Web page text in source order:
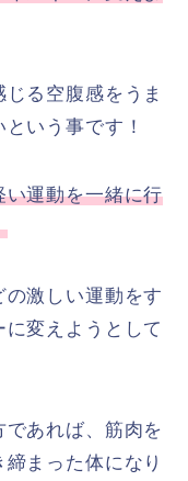
る空腹感をうま
いう事です！
い運動を一緒に行
激しい運動をす
変えようとして
あれば、筋肉を
まった体になり